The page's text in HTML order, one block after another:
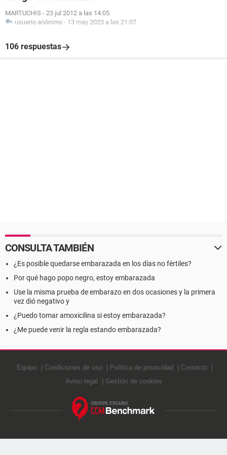
MARTUCHIS - 23 jul 2012 a las 14:05
usuario anónimo - 13 may 2023 a las 21:07
106 respuestas
CONSULTA TAMBIÉN
¿Es posible quedarse embarazada en los días no fértiles?
Por qué hago popo negro, estoy embarazada
Use la misma prueba de embarazo en dos ocasiones y la primera
vez dió negativo y
¿Puedo tomar amoxicilina si estoy embarazada?
¿Me puede venir la regla estando embarazada?
Equipo Condiciones de uso Política de privacidad
Contacto
Aviso legal
Gestión de cookies